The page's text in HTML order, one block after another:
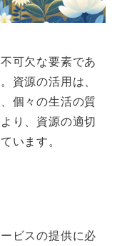
可欠な要素であ
資源の活用は、
個々の生活の質
り、資源の適切
います。
ビスの提供に必